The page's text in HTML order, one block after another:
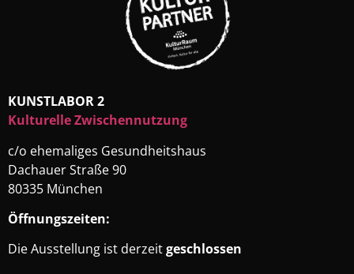
KUNSTLABOR 2
Kulturelle Zwischennutzung
c/o ehemaliges Gesundheitshaus
Dachauer Straße 90
80335 München
Öffnungszeiten:
Die Ausstellung ist derzeitgeschlossen